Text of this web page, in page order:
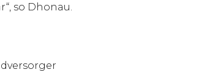
so Dhonau.